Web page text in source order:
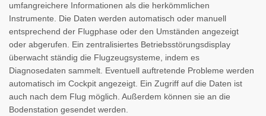
umfangreichere Informationen als die herkömmlichen
Instrumente. Die Daten werden automatisch oder manuell
entsprechend der Flugphase oder den Umständen angezeigt
oder abgerufen. Ein zentralisiertes Betriebsstörungsdisplay
überwacht ständig die Flugzeugsysteme, indem es
Diagnosedaten sammelt. Eventuell auftretende Probleme werden
automatisch im Cockpit angezeigt. Ein Zugriff auf die Daten ist
auch nach dem Flug möglich. Außerdem können sie an die
Bodenstation gesendet werden.